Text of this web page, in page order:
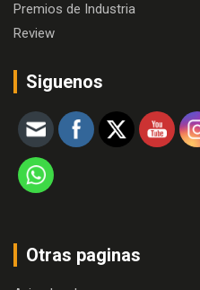
Premios de Industria
Review
Siguenos
Otras paginas